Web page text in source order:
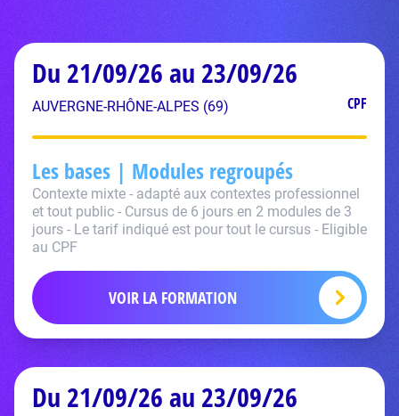
Du 21/09/26 au 23/09/26
AUVERGNE-RHÔNE-ALPES (69) CPF
Les bases | Modules regroupés
Contexte mixte - adapté aux contextes professionnel
et tout public - Cursus de 6 jours en 2 modules de 3
jours - Le tarif indiqué est pour tout le cursus - Eligible
au CPF
VOIR LA FORMATION
Du 21/09/26 au 23/09/26